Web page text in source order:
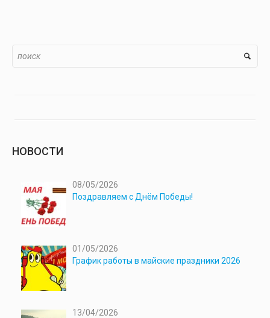
НОВОСТИ
08/05/2026
Поздравляем с Днём Победы!
01/05/2026
График работы в майские праздники 2026
13/04/2026